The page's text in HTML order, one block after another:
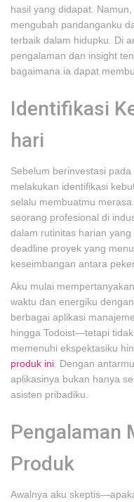
hasil yang didapat.
mengubah pandanganku
terbaik dalam hidupku. Di
pengalaman dan insight
bagaimana ia dapat
Identifikasi
hari
Sebelum berinvestasi
melakukan identifikasi
selalu membuatmu
seorang profesional di
dalam rutinitas harian
deadline proyek yang
keseimbangan antara
Aku mulai
waktu dan energiku
berbagai aplikasi
hingga Todoist—tetapi
memenuhi ekspektasiku
produk ini . Dengan
aplikasinya bukan hanya
asisten pribadiku.
Pengalaman
Produk
Awalnya aku